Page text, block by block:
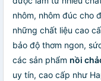
nhôm, nhôm đúc cho
những chất liệu cao
bảo độ thơm ngon,
các sản phẩm nồi
uy tín, cao cấp như